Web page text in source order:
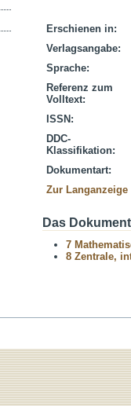
Erschienen in:
Verlagsangabe:
Sprache:
Referenz zum
Volltext:
ISSN:
DDC-
Klassifikation:
Dokumentart:
Zur Langanzeige
Das
7
8 Zentrale,